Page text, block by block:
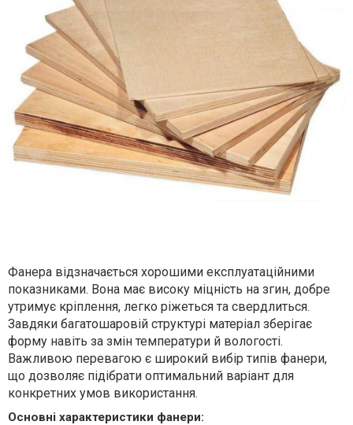
Фанера відзначається хорошими експлуатаційними
показниками. Вона має високу міцність на згин, добре
утримує кріплення, легко ріжеться та свердлиться.
Завдяки багатошаровій структурі матеріал зберігає
форму навіть за змін температури й вологості.
Важливою перевагою є широкий вибір типів фанери,
що дозволяє підібрати оптимальний варіант для
конкретних умов використання.
Основні характеристики фанери: